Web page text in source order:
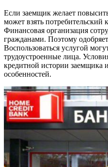
Если заемщик желает
может взять потребительский
Финансовая организация
гражданами. Поэтому
Воспользоваться услугой
трудоустроенные лица.
кредитной истории
особенностей.